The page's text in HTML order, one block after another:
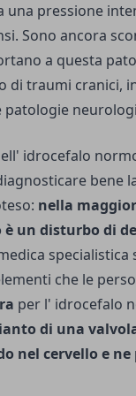
una pressione
Sono ancora
a questa
di traumi cranici,
idrocefalo
bene
nella
un disturbo di
specialistica
che le
per l' idrocefalo
di una
nel cervello e